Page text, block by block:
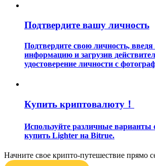
Торговые стратегии
Узнайте, как оставаться прибыльным
Подтвердите вашу личность
Подтвердите свою личность,
информацию и загрузив
удостоверение личности с
Купить криптовалюту！
Используйте различные
купить Lighter на Bitrue.
Начните свое крипто-путешествие прямо